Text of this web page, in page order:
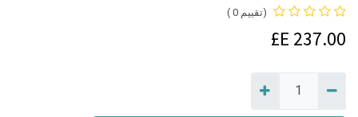
(تقييم 0 )
237.00